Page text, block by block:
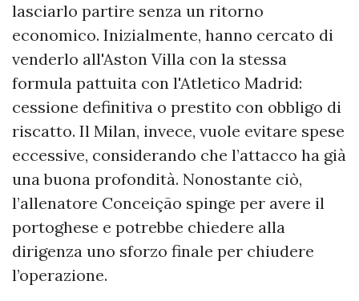
lasciarlo partire senza un ritorno
economico. Inizialmente, hanno cercato di
venderlo all'Aston Villa con la stessa
formula pattuita con l'Atletico Madrid:
cessione definitiva o prestito con obbligo di
riscatto. Il Milan, invece, vuole evitare spese
eccessive, considerando che l’attacco ha già
una buona profondità. Nonostante ciò,
l’allenatore Conceição spinge per avere il
portoghese e potrebbe chiedere alla
dirigenza uno sforzo finale per chiudere
l’operazione.